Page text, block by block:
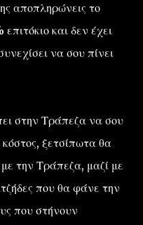
αποπληρώνεις το
και δεν έχει
να σου πίνει
στην Τράπεζα να σου
ξετσίπωτα θα
την Τράπεζα, μαζί με
που θα φάνε την
που στήνουν